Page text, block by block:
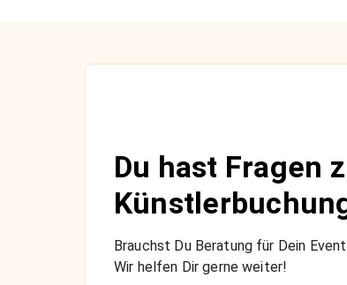
Du hast Fragen
Brauchst Du Beratung für Dein
Wir helfen Dir gerne weiter!